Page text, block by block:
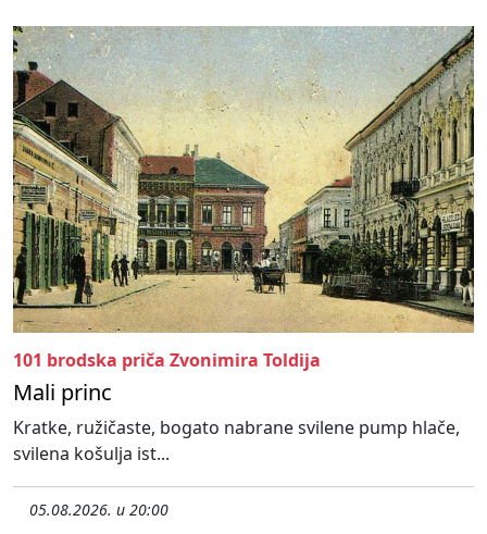
101 brodska priča Zvonimira Toldija
Mali princ
Kratke, ružičaste, bogato nabrane svilene pump hlače,
svilena košulja ist...
05.08.2026. u 20:00